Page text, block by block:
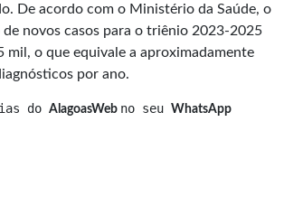
De acordo com o Ministério da Saúde, o
novos casos para o triênio 2023-2025
mil, o que equivale a aproximadamente
por ano.
do AlagoasWeb no seu WhatsApp